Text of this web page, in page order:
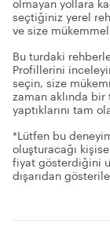
olmayan yollara
seçtiğiniz yerel
ve size
Bu turdaki
Profillerini
seçin, size
zaman aklında
yaptıklarını tam
*Lütfen bu
oluşturacağı
fiyat gösterdiğini
dışarıdan